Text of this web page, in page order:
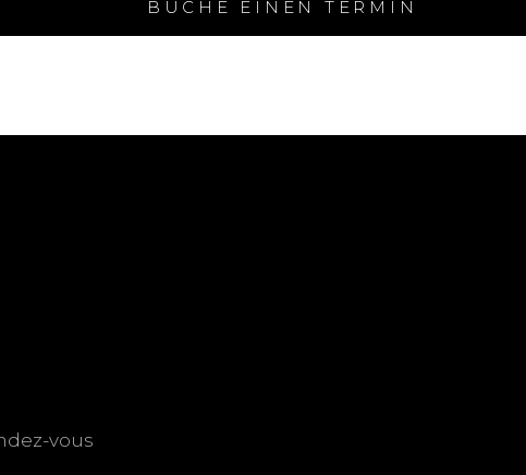
BUCHE EINEN TERMIN
vous